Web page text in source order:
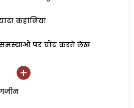
कहानियां
पर चोट करते लेख